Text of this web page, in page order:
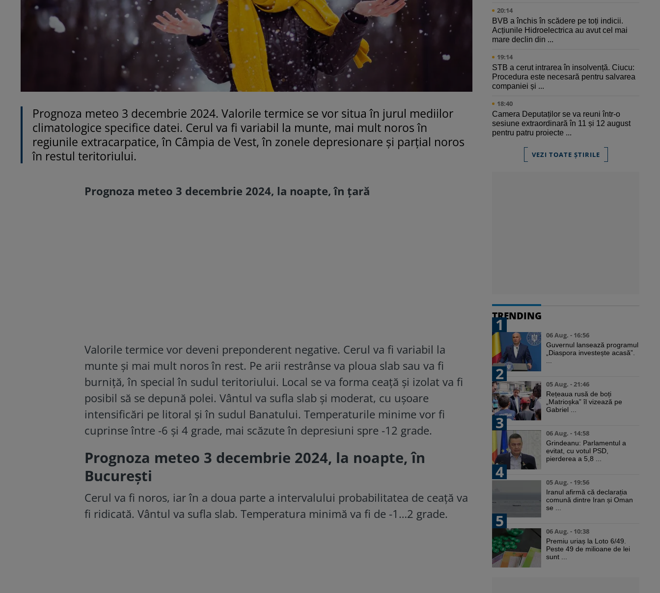
Prognoza meteo 3 decembrie 2024. Valorile termice se vor situa în jurul mediilor
climatologice specifice datei. Cerul va fi variabil la munte, mai mult noros în
regiunile extracarpatice, în Câmpia de Vest, în zonele depresionare și parțial noros
în restul teritoriului.
Prognoza meteo 3 decembrie 2024, la noapte, în țară
Valorile termice vor deveni preponderent negative. Cerul va fi variabil la
munte și mai mult noros în rest. Pe arii restrânse va ploua slab sau va fi
burniță, în special în sudul teritoriului. Local se va forma ceață și izolat va fi
posibil să se depună polei. Vântul va sufla slab și moderat, cu ușoare
intensificări pe litoral și în sudul Banatului. Temperaturile minime vor fi
cuprinse între -6 și 4 grade, mai scăzute în depresiuni spre -12 grade.
Prognoza meteo 3 decembrie 2024, la noapte, în
București
Cerul va fi noros, iar în a doua parte a intervalului probabilitatea de ceață va
fi ridicată. Vântul va sufla slab. Temperatura minimă va fi de -1…2 grade.
20:14
BVB a închis în scădere pe toți indicii.
Acțiunile Hidroelectrica au avut cel mai
mare declin din ...
19:14
STB a cerut intrarea în insolvență. Ciucu:
Procedura este necesară pentru salvarea
companiei și ...
18:40
Camera Deputaților se va reuni într-o
sesiune extraordinară în 11 și 12 august
pentru patru proiecte ...
VEZI TOATE ȘTIRILE
TRENDING
1
06 Aug. - 16:56
Guvernul lansează programul
„Diaspora investește acasă”.
2
05 Aug. - 21:46
Rețeaua rusă de boți
„Matrioșka” îl vizează pe
Gabriel ...
3
06 Aug. - 14:58
Grindeanu: Parlamentul a
evitat, cu votul PSD,
pierderea a 5,8 ...
4
05 Aug. - 19:56
Iranul afirmă că declarația
comună dintre Iran și Oman
se ...
5
06 Aug. - 10:38
Premiu uriaș la Loto 6/49.
Peste 49 de milioane de lei
sunt ...